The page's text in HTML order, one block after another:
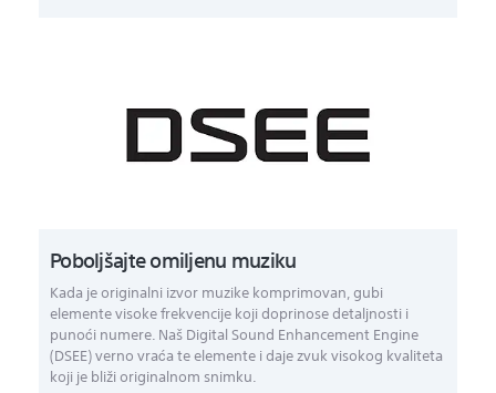
Poboljšajte omiljenu muziku
Kada je originalni izvor muzike komprimovan, gubi
elemente visoke frekvencije koji doprinose detaljnosti i
punoći numere. Naš Digital Sound Enhancement Engine
(DSEE) verno vraća te elemente i daje zvuk visokog kvaliteta
koji je bliži originalnom snimku.